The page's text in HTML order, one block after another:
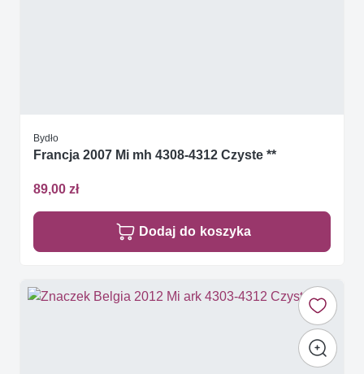
Bydło
Francja 2007 Mi mh 4308-4312 Czyste **
89,00 zł
Dodaj do koszyka